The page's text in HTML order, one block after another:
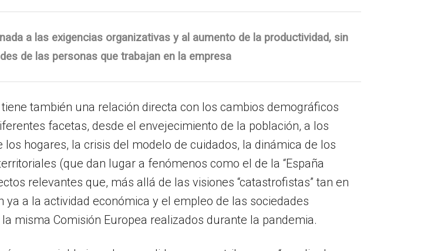
a las exigencias organizativas y al aumento de la productividad, sin
de las personas que trabajan en la empresa
también una relación directa con los cambios demográficos
facetas, desde el envejecimiento de la población, a los
hogares, la crisis del modelo de cuidados, la dinámica de los
(que dan lugar a fenómenos como el de la “España
relevantes que, más allá de las visiones “catastrofistas” tan en
a la actividad económica y el empleo de las sociedades
misma Comisión Europea realizados durante la pandemia.